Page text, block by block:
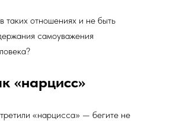
таких отношениях и не быть
самоуважения
«нарцисс»
«нарцисса» — бегите не